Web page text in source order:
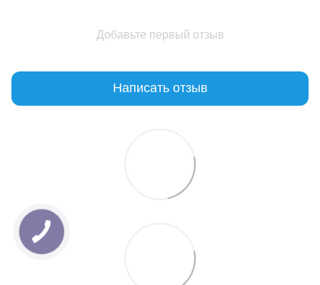
Добавьте первый отзыв
Написать отзыв